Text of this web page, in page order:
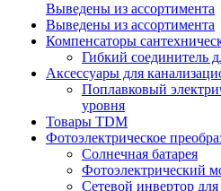
Выведены из ассортимента
Выведены из ассортимента
Компенсаторы
Гибкий соединитель
Аксессуары для
Поплавковый
уровня
Товары TDM
Фотоэлектрическое
Солнечная батарея
Фотоэлектрический
Сетевой инвертор